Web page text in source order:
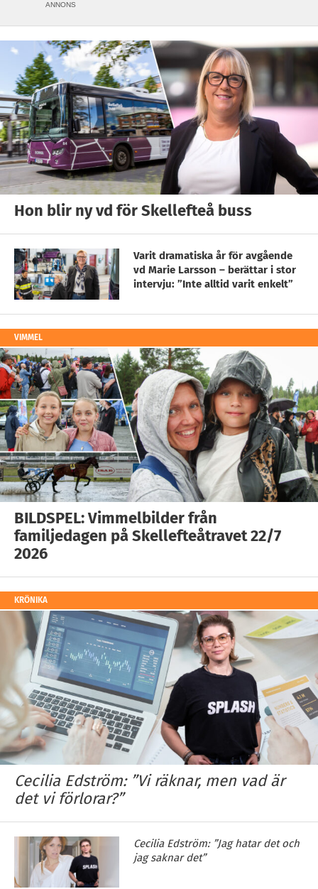
ANNONS
Hon blir ny vd för Skellefteå buss
Varit dramatiska år för avgående
vd Marie Larsson – berättar i stor
intervju: ”Inte alltid varit enkelt”
VIMMEL
BILDSPEL: Vimmelbilder från
familjedagen på Skellefteåtravet 22/7
2026
KRÖNIKA
Cecilia Edström: ”Vi räknar, men vad är
det vi förlorar?”
Cecilia Edström: ”Jag hatar det och
jag saknar det”